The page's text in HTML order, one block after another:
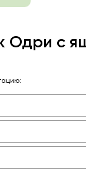
Одри с